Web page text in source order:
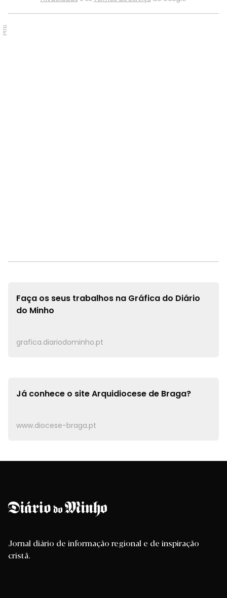
PUB.
Faça os seus trabalhos na Gráfica do Diário
do Minho
grafica.diariodominho.pt
Já conhece o siteArquidiocese de Braga?
www.diocese-braga.pt
Jornal diário de informação regional e de inspiração
cristã.